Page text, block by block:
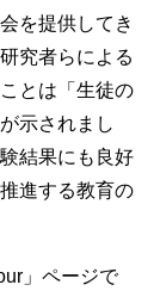
を提供してき
究者らによる
とは「生徒の
示されまし
結果にも良好
進する教育の
」ページで